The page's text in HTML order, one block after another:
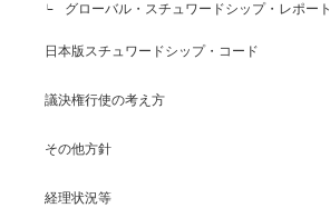
グローバル・スチュワードシップ・レポート
日本版スチュワードシップ・コード
議決権行使の考え方
その他方針
経理状況等